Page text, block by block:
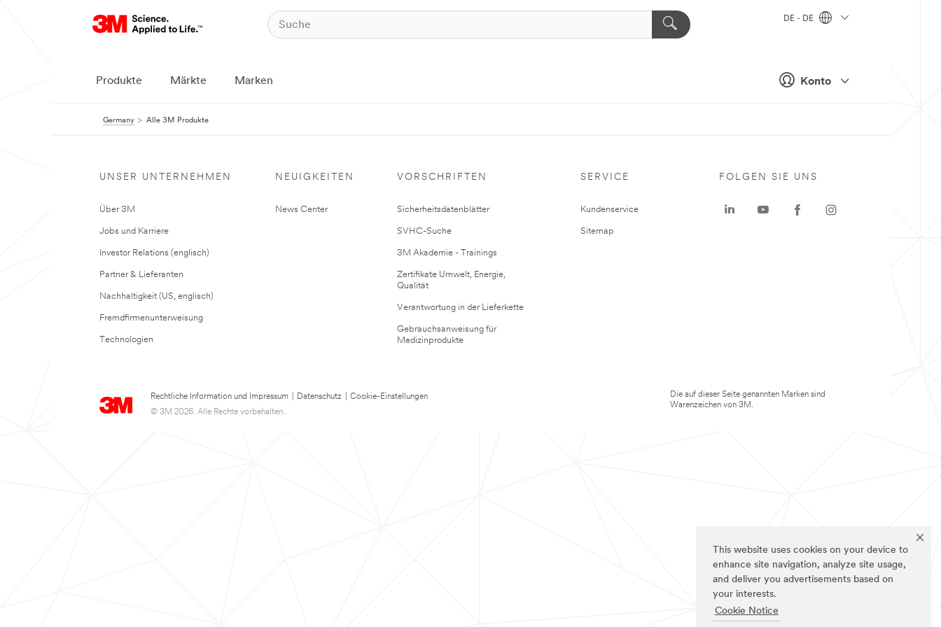
This website uses cookies on your device to
enhance site navigation, analyze site usage,
and deliver you advertisements based on
your interests.
Cookie Notice
Konto
DE - DE
Produkte Märkte Marken
Germany Alle 3M Produkte
UNSER UNTERNEHMEN
Über 3M
Jobs und Karriere
Investor Relations (englisch)
Partner & Lieferanten
Nachhaltigkeit (US, englisch)
Fremdfirmenunterweisung
Technologien
NEUIGKEITEN
News Center
VORSCHRIFTEN
Sicherheitsdatenblätter
SVHC-Suche
3M Akademie - Trainings
Zertifikate Umwelt, Energie,
Qualität
Verantwortung in der Lieferkette
Gebrauchsanweisung für
Medizinprodukte
SERVICE
Kundenservice
Sitemap
Rechtliche Information und Impressum Datenschutz
Cookie-Einstellungen
© 3M 2026. Alle Rechte vorbehalten..
FOLGEN SIE UNS
Die auf dieser Seite genannten Marken sind
Warenzeichen von 3M.